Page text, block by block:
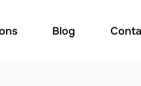
Blog